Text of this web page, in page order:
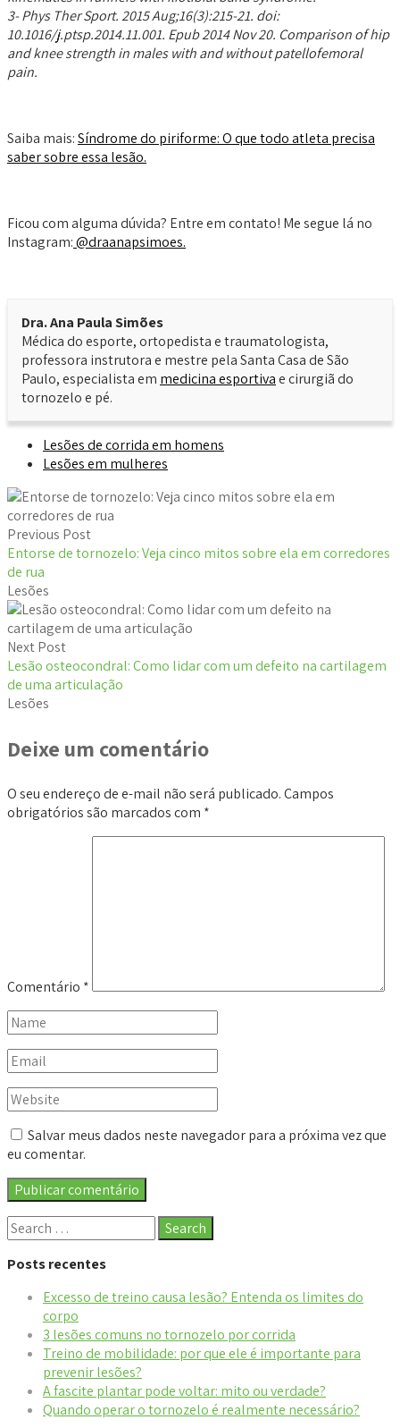
3- Phys Ther Sport. 2015 Aug;16(3):215-21. doi:
10.1016/j.ptsp.2014.11.001. Epub 2014 Nov 20. Comparison of hip
and knee strength in males with and without patellofemoral
pain.
Saiba mais:Síndrome do piriforme: O que todo atleta precisa
saber sobre essa lesão.
Ficou com alguma dúvida? Entre em contato! Me segue lá no
Instagram:@draanapsimoes.
Dra. Ana Paula Simões
Médica do esporte, ortopedista e traumatologista,
professora instrutora e mestre pela Santa Casa de São
Paulo, especialista em medicina esportivae cirurgiã do
tornozelo e pé.
Lesões de corrida em homens
Lesões em mulheres
Previous Post
Entorse de tornozelo: Veja cinco mitos sobre ela em corredores
de rua
Lesões
Next Post
Lesão osteocondral: Como lidar com um defeito na cartilagem
de uma articulação
Lesões
Deixe um comentário
O seu endereço de e-mail não será publicado.Campos
obrigatórios são marcados com *
Comentário *
Salvar meus dados neste navegador para a próxima vez que
eu comentar.
Posts recentes
Excesso de treino causa lesão? Entenda os limites do
corpo
3 lesões comuns no tornozelo por corrida
Treino de mobilidade: por que ele é importante para
prevenir lesões?
A fascite plantar pode voltar: mito ou verdade?
Quando operar o tornozelo é realmente necessário?